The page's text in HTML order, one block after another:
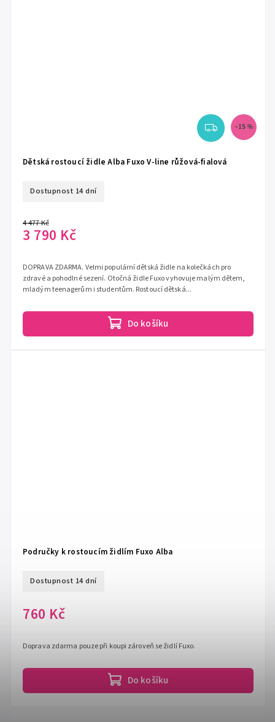
–15 %
Dětská rostoucí židle Alba Fuxo V-line růžová-fialová
Dostupnost 14 dní
4 477 Kč
3 790 Kč
Do košíku
DOPRAVA ZDARMA. Velmi populární dětská židle na kolečkách pro
zdravé a pohodlné sezení. Otočná židle Fuxo vyhovuje malým dětem,
mladým teenagerům i studentům. Rostoucí dětská...
Područky k rostoucím židlím Fuxo Alba
Dostupnost 14 dní
760 Kč
Do košíku
Doprava zdarma pouze při koupi zároveň se židlí Fuxo.